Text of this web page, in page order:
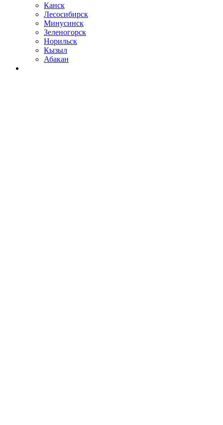
Канск
Лесосибирск
Минусинск
Зеленогорск
Норильск
Кызыл
Абакан